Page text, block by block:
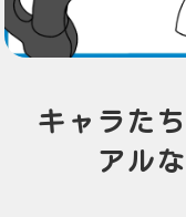
キャラた
アル